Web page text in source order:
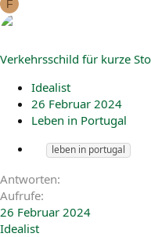
F
Verkehrsschild für kurze
Idealist
26 Februar 2024
Leben in Portugal
leben in portugal
Antworten
Aufrufe
26 Februar 2024
Idealist